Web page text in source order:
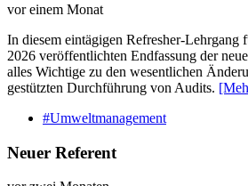
vor einem Monat
In diesem eintägigen Refresher-
2026 veröffentlichten Endfassung der
alles Wichtige zu den wesentlichen
gestützten Durchführung von Audits.
#Umweltmanagement
Neuer Referent